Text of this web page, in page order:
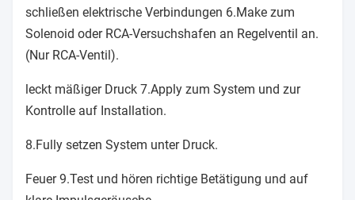
schließen elektrische Verbindungen 6.Make zum
Solenoid oder RCA-Versuchshafen an Regelventil an.
(Nur RCA-Ventil).
leckt mäßiger Druck 7.Apply zum System und zur
Kontrolle auf Installation.
8.Fully setzen System unter Druck.
Feuer 9.Test und hören richtige Betätigung und auf